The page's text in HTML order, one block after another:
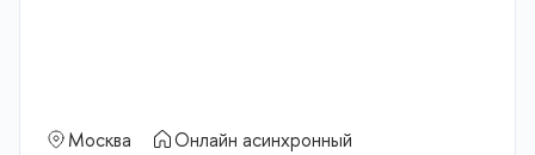
Москва
Онлайн асинхронный